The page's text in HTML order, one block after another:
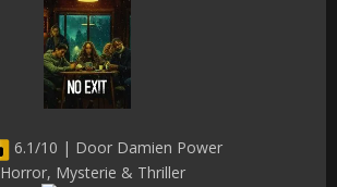
6.1/10 | Door Damien Power
Horror, Mysterie & Thriller